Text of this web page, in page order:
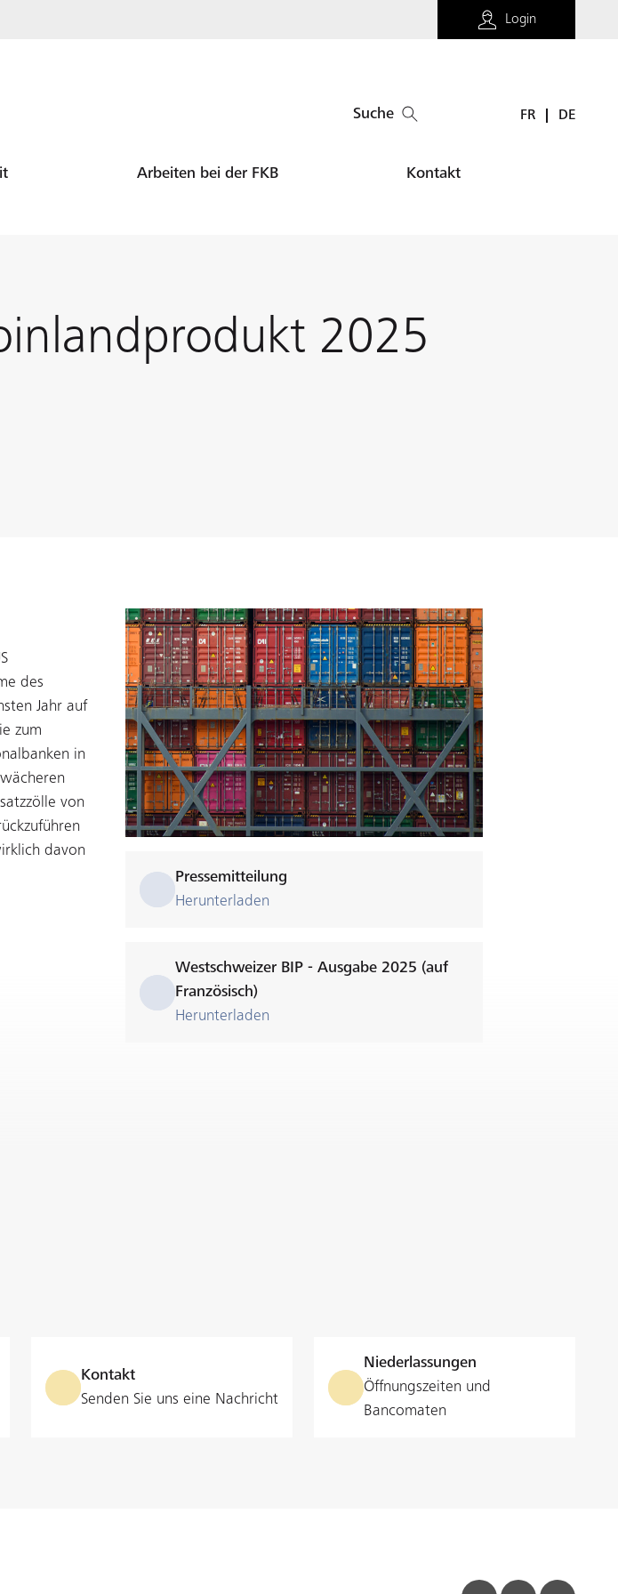
Login
Suche FR DE
Arbeiten bei der FKB Kontakt
2025
des
Jahr auf
zum
in
von
davon
Pressemitteilung
Herunterladen
Westschweizer BIP - Ausgabe 2025 (auf
Französisch)
Herunterladen
Kontakt
Senden Sie uns eine Nachricht
Niederlassungen
Öffnungszeiten und
Bancomaten